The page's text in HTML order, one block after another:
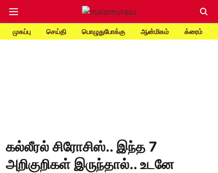
முகப்பு செய்தி பொழுதுபோக்கு ஆன்மிகம் க்ரைம்
கல்லீரல் சிரோசிஸ்.. இந்த 7
அறிகுறிகள் இருந்தால்.. உடனே